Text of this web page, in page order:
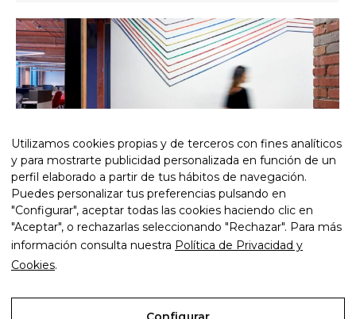
Blog, Señalización y wayfinding ByJosep
9 de abril de 2021
Utilizamos cookies propias y de terceros con fines analíticos
y para mostrarte publicidad personalizada en función de un
perfil elaborado a partir de tus hábitos de navegación.
Puedes personalizar tus preferencias pulsando en
"Configurar", aceptar todas las cookies haciendo clic en
"Aceptar", o rechazarlas seleccionando "Rechazar". Para más
información consulta nuestra Política de Privacidad y
Cookies.